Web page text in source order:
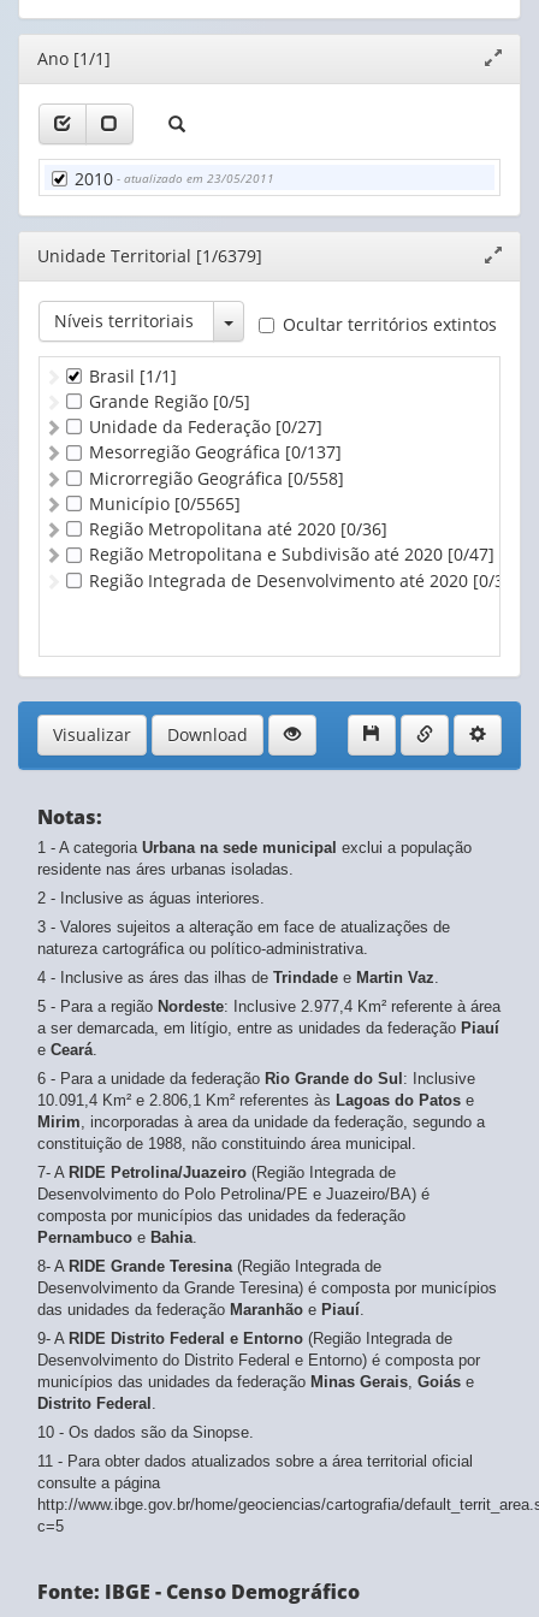
Editor
janela
Ano [1/1]
2010 - atualizado em 23/05/2011
Editor
janela
Unidade Territorial [1/6379]
Níveis territoriais Toggle Dropdown
Ocultar territórios extintos
Brasil [1/1]
Grande Região [0/5]
Unidade da Federação [0/27]
Mesorregião Geográfica [0/137]
Microrregião Geográfica [0/558]
Município [0/5565]
Região Metropolitana até 2020 [0/36]
Região Metropolitana e Subdivisão até 2020 [0/47]
Região Integrada de Desenvolvimento até 2020 [0/3]
Visualizar Download
Notas:
1 - A categoria Urbana na sede municipal exclui a população
residente nas áres urbanas isoladas.
2 - Inclusive as águas interiores.
3 - Valores sujeitos a alteração em face de atualizações de
natureza cartográfica ou político-administrativa.
4 - Inclusive as áres das ilhas de Trindade e Martin Vaz.
5 - Para a região Nordeste: Inclusive 2.977,4 Km² referente à área
a ser demarcada, em litígio, entre as unidades da federação Piauí
e Ceará.
6 - Para a unidade da federação Rio Grande do Sul : Inclusive
10.091,4 Km² e 2.806,1 Km² referentes às Lagoas do Patos e
Mirim, incorporadas à area da unidade da federação, segundo a
constituição de 1988, não constituindo área municipal.
7- A RIDE Petrolina/Juazeiro (Região Integrada de
Desenvolvimento do Polo Petrolina/PE e Juazeiro/BA) é
composta por municípios das unidades da federação
Pernambuco e Bahia.
8- A RIDE Grande Teresina (Região Integrada de
Desenvolvimento da Grande Teresina) é composta por municípios
das unidades da federação Maranhão e Piauí.
9- A RIDE Distrito Federal e Entorno (Região Integrada de
Desenvolvimento do Distrito Federal e Entorno) é composta por
municípios das unidades da federação Minas Gerais, Goiás e
Distrito Federal .
10 - Os dados são da Sinopse.
11 - Para obter dados atualizados sobre a área territorial oficial
consulte a página
http://www.ibge.gov.br/home/geociencias/cartografia/
c=5
Fonte: IBGE - Censo Demográfico